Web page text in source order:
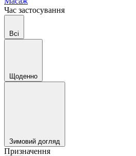
Час застосування
Всі
Щоденно
Зимовий догляд
Призначення